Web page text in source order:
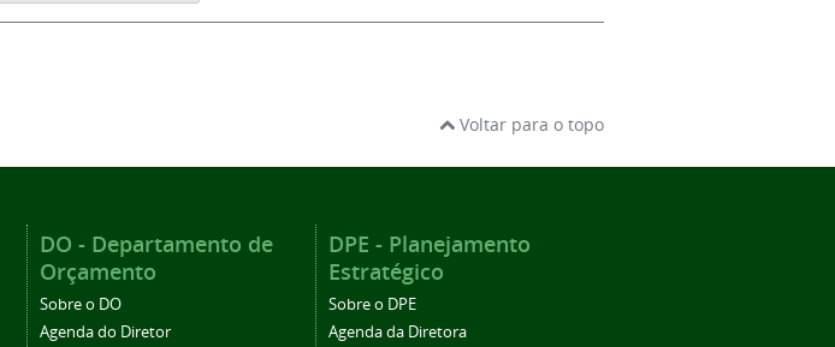
Voltar para o topo
DO - Departamento de
Orçamento
Sobre o DO
Agenda do Diretor
DPE - Planejamento
Estratégico
Sobre o DPE
Agenda da Diretora